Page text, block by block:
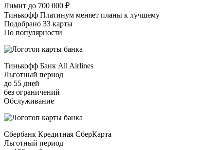
Лимит до 700 000 ₽
Тинькофф Платинум меняет планы к лучшему
Подобрано 33 карты
По популярности
Тинькофф Банк All Airlines
Льготный период
до 55 дней
без ограничений
Обслуживание
Сбербанк Кредитная СберКарта
Льготный период